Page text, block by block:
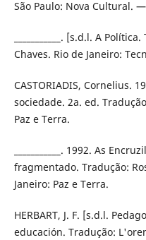
São Paulo: Nova Cultural.
___________. [s.d.l. A
Chaves. Rio de Janeiro:
CASTORIADIS, Cornelius.
sociedade. 2a. ed.
Paz e Terra.
___________. 1992. As
fragmentado. Tradução:
Janeiro: Paz e Terra.
HERBART, J. F. [s.d.l.
educación. Tradução: